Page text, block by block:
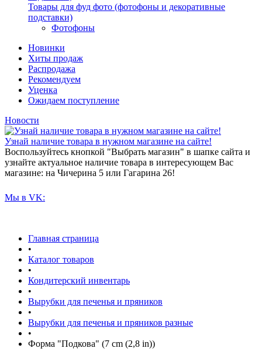
Товары для фуд фото (фотофоны и декоративные
подставки)
Фотофоны
Новинки
Хиты продаж
Распродажа
Рекомендуем
Уценка
Ожидаем поступление
Новости
Узнай наличие товара в нужном магазине на сайте!
Воспользуйтесь кнопкой "Выбрать магазин" в шапке сайта и
узнайте актуальное наличие товара в интересующем Вас
магазине: на Чичерина 5 или Гагарина 26!
Мы в VK:
Главная страница
•
Каталог товаров
•
Кондитерский инвентарь
•
Вырубки для печенья и пряников
•
Вырубки для печенья и пряников разные
•
Форма "Подкова" (7 cm (2,8 in))